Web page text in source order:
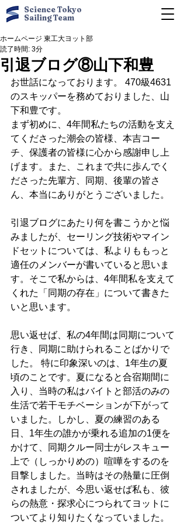
Science Tokyo
Sailing Team
引退ブログ⑧山下和豊
ホームページ 東工大ヨット部
読了時間: 3分
お世話になっております。 470級4631
のスキッパーを務めておりました、山
下和豊です。
まず初めに、4年間私たちの活動を支え
てくださった潮会の皆様、本吉コー
チ、保護者の皆様に心から感謝申し上
げます。また、これまで共に歩んでく
ださった先輩方、同期、後輩の皆さ
ん、本当にありがとうございました。
引退ブログにあたり何を書こうかと悩
みましたが、セーリング技術やマイン
ドセットについては、私よりももっと
適任のメンバーが書いていると思いま
す。そこで私からは、4年間私を支えて
くれた「同期の存在」について書きた
いと思います。
思い返せば、私の4年間は同期について
行き、同期に助けられることばかりで
した。 特に印象深いのは、1年生の夏
頃のことです。夏になると合宿期間に
入り、当時の私はバイトと部活のみの
生活で若干モチベーションが下がって
いました。しかし、夏の練習のある
日、1年生の誰かが乗れる追加の1便を
かけて、同期クルー同士がレスキュー
上で（しっかりめの）喧嘩をするのを
目撃しました。当時はその熱量に圧倒
されましたが、今思い返せば私も、彼
らの熱意・探求心につられてヨットに
ついてより知りたくなっていました。